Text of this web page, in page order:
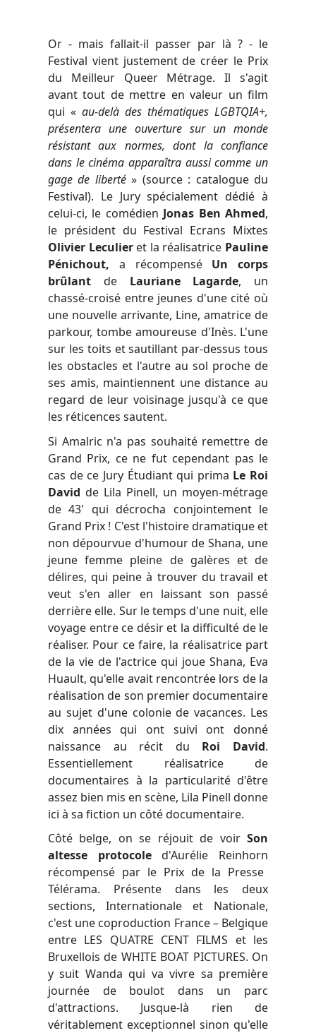
Or - mais fallait-il passer par là ? - le
Festival vient justement de créer le Prix
du Meilleur Queer Métrage. Il s'agit
avant tout de mettre en valeur un film
qui « au-delà des thématiques LGBTQIA+,
présentera une ouverture sur un monde
résistant aux normes, dont la confiance
dans le cinéma apparaîtra aussi comme un
gage de liberté» (source : catalogue du
Festival). Le Jury spécialement dédié à
celui-ci, le comédien Jonas Ben Ahmed,
le président du Festival Ecrans Mixtes
Olivier Leculieret la réalisatrice Pauline
Pénichout, a récompensé Un corps
brûlant de Lauriane Lagarde, un
chassé-croisé entre jeunes d'une cité où
une nouvelle arrivante, Line, amatrice de
parkour, tombe amoureuse d'Inès. L'une
sur les toits et sautillant par-dessus tous
les obstacles et l'autre au sol proche de
ses amis, maintiennent une distance au
regard de leur voisinage jusqu'à ce que
les réticences sautent.
Si Amalric n'a pas souhaité remettre de
Grand Prix, ce ne fut cependant pas le
cas de ce Jury Étudiant qui prima Le Roi
David de Lila Pinell, un moyen-métrage
de 43' qui décrocha conjointement le
Grand Prix ! C'est l'histoire dramatique et
non dépourvue d'humour de Shana, une
jeune femme pleine de galères et de
délires, qui peine à trouver du travail et
veut s'en aller en laissant son passé
derrière elle. Sur le temps d'une nuit, elle
voyage entre ce désir et la difficulté de le
réaliser. Pour ce faire, la réalisatrice part
de la vie de l'actrice qui joue Shana, Eva
Huault, qu'elle avait rencontrée lors de la
réalisation de son premier documentaire
au sujet d'une colonie de vacances. Les
dix années qui ont suivi ont donné
naissance au récit du Roi David.
Essentiellement réalisatrice de
documentaires à la particularité d'être
assez bien mis en scène, Lila Pinell donne
ici à sa fiction un côté documentaire.
Côté belge, on se réjouit de voir Son
altesse protocoled'Aurélie Reinhorn
récompensé par le Prix de la Presse
Télérama. Présente dans les deux
sections, Internationale et Nationale,
c'est une coproduction France – Belgique
entre LES QUATRE CENT FILMS et les
Bruxellois de WHITE BOAT PICTURES. On
y suit Wanda qui va vivre sa première
journée de boulot dans un parc
d'attractions. Jusque-là rien de
véritablement exceptionnel sinon qu'elle